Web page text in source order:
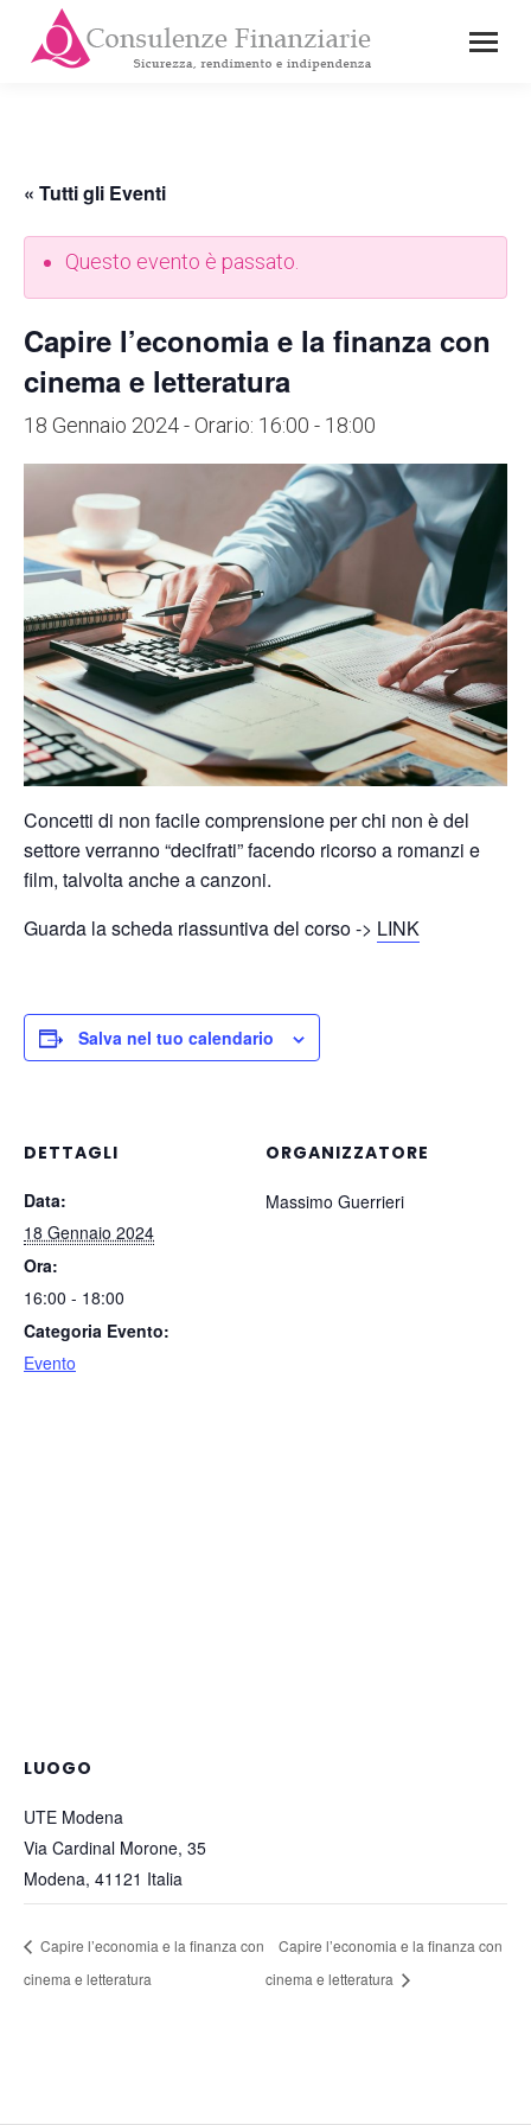
« Tutti gli Eventi
Questo evento è passato.
Capire l’economia e la finanza con
cinema e letteratura
18 Gennaio 2024 - Orario: 16:00 - 18:00
Concetti di non facile comprensione per chi non è del
settore verranno “decifrati” facendo ricorso a romanzi e
film, talvolta anche a canzoni.
Guarda la scheda riassuntiva del corso -> LINK
Salva nel tuo calendario
DETTAGLI
Data:
18 Gennaio 2024
Ora:
16:00 - 18:00
Categoria Evento:
Evento
ORGANIZZATORE
Massimo Guerrieri
LUOGO
UTE Modena
Via Cardinal Morone, 35
Modena, 41121 Italia
Capire l’economia e la finanza con
cinema e letteratura
Capire l’economia e la finanza con
cinema e letteratura